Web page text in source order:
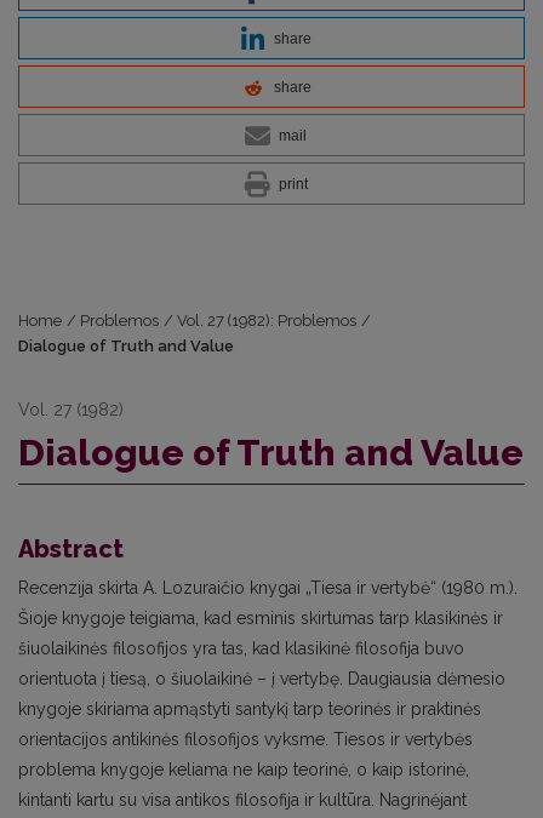
share
share
mail
print
Home / Problemos / Vol. 27 (1982): Problemos /
Dialogue of Truth and Value
Vol. 27 (1982)
Dialogue of Truth and Value
Abstract
Recenzija skirta A. Lozuraičio knygai „Tiesa ir vertybė“ (1980 m.).
Šioje knygoje teigiama, kad esminis skirtumas tarp klasikinės ir
šiuolaikinės filosofijos yra tas, kad klasikinė filosofija buvo
orientuota į tiesą, o šiuolaikinė – į vertybę. Daugiausia dėmesio
knygoje skiriama apmąstyti santykį tarp teorinės ir praktinės
orientacijos antikinės filosofijos vyksme. Tiesos ir vertybės
problema knygoje keliama ne kaip teorinė, o kaip istorinė,
kintanti kartu su visa antikos filosofija ir kultūra. Nagrinėjant